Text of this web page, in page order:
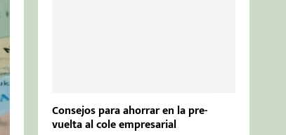
Consejos para ahorrar en la pre-
vuelta al cole empresarial